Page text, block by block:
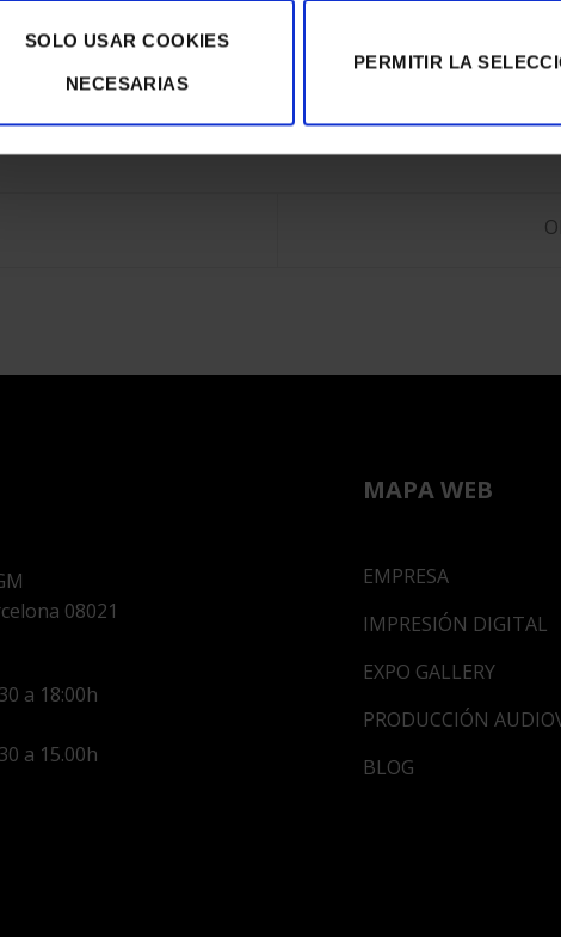
SOLO USAR COOKIES
NECESARIAS
PERMITIR LA
08021
a 18:00h
a 15.00h
MAPA WEB
EMPRESA
IMPRESIÓN DIGITAL
EXPO GALLERY
PRODUCCIÓN
BLOG